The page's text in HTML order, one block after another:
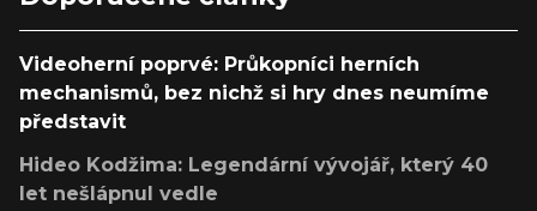
Videoherní poprvé: Průkopníci herních
mechanismů, bez nichž si hry dnes neumíme
představit
Hideo Kodžima: Legendární vývojář, který 40
let nešlápnul vedle